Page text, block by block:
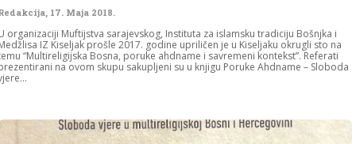
, 17. Maja 2018.
organizaciji Muftijstva sarajevskog, Instituta za islamsku tradiciju Bošnjka i
IZ Kiseljak prošle 2017. godine upriličen je u Kiseljaku okrugli sto na
“Multireligijska Bosna, poruke ahdname i savremeni kontekst”. Referati
na ovom skupu sakupljeni su u knjigu Poruke Ahdname – Sloboda